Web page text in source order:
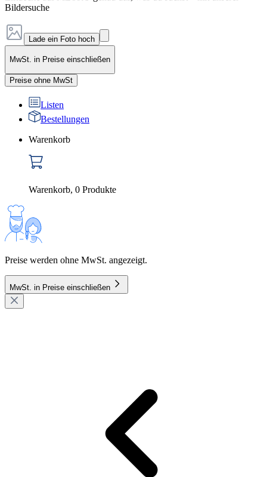
Bildersuche
Lade ein Foto hoch
MwSt. in Preise einschließen
Preise ohne MwSt
Listen
Bestellungen
Warenkorb
Warenkorb, 0 Produkte
Preise werden ohne MwSt. angezeigt.
MwSt. in Preise einschließen